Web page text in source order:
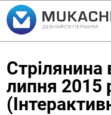
Стрілянина
липня 2015